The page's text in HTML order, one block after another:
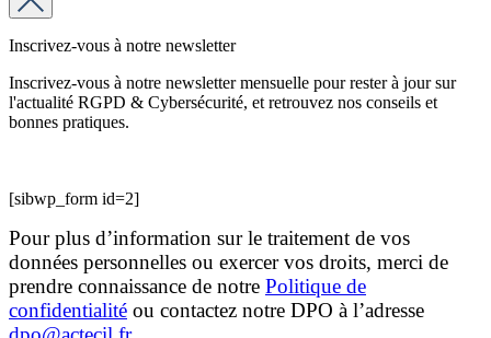
Inscrivez-vous à notre newsletter
Inscrivez-vous à notre newsletter mensuelle pour rester à jour sur
l'actualité RGPD & Cybersécurité, et retrouvez nos conseils et
bonnes pratiques.
[sibwp_form id=2]
Pour plus d’information sur le traitement de vos
données personnelles ou exercer vos droits, merci de
prendre connaissance de notre Politique de
confidentialité ou contactez notre DPO à l’adresse